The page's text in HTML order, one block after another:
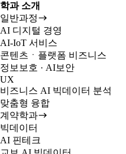
학과 소개
일반과정
AI 디지털 경영
AI-IoT 서비스
콘텐츠ㆍ플랫폼 비즈니스
정보보호 · AI보안
UX
비즈니스 AI 빅데이터 분석
맞춤형 융합
계약학과
빅데이터
AI 핀테크